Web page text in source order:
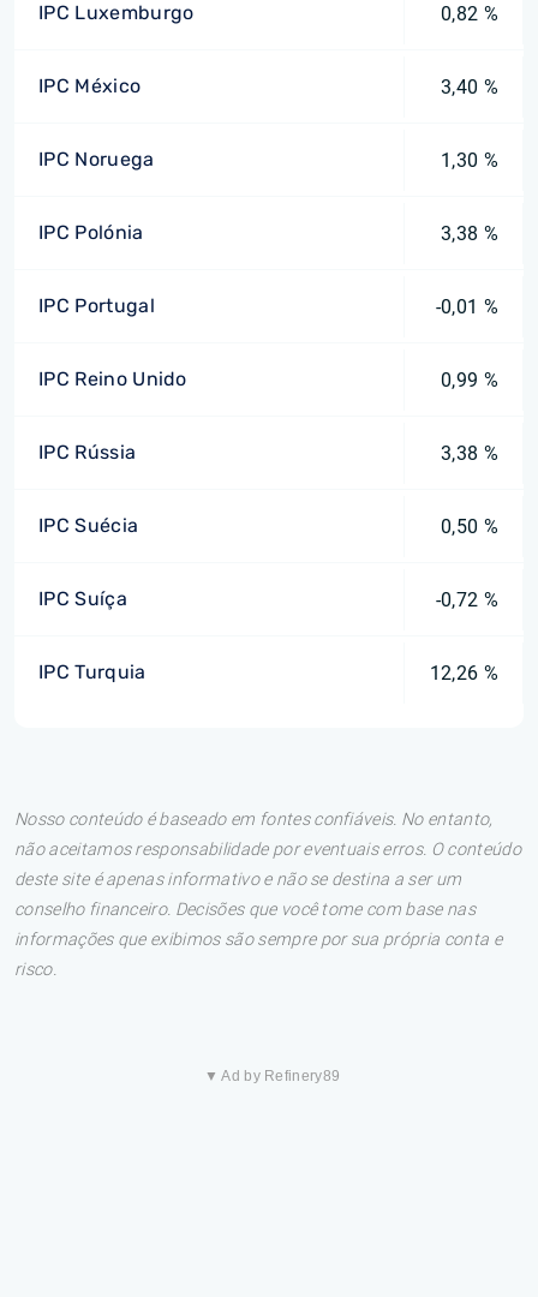
IPC Luxemburgo 0,82 %
IPC México 3,40 %
IPC Noruega 1,30 %
IPC Polónia 3,38 %
IPC Portugal -0,01 %
IPC Reino Unido 0,99 %
IPC Rússia 3,38 %
IPC Suécia 0,50 %
IPC Suíça -0,72 %
IPC Turquia 12,26 %
Nosso conteúdo é baseado em fontes confiáveis. No entanto,
não aceitamos responsabilidade por eventuais erros. O conteúdo
deste site é apenas informativo e não se destina a ser um
conselho financeiro. Decisões que você tome com base nas
informações que exibimos são sempre por sua própria conta e
risco.
▼ Ad by Refinery89